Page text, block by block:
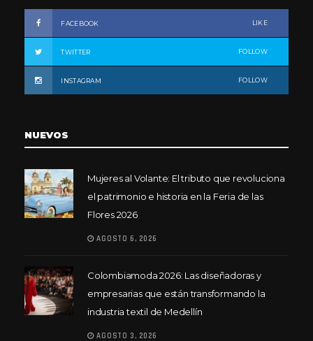
FACEBOOK LIKE
TWITTER FOLLOW
INSTAGRAM FOLLOW
NUEVOS
Mujeres al Volante: El tributo que revoluciona
el patrimonio e historia en la Feria de las
Flores 2026
AGOSTO 6, 2026
Colombiamoda 2026: Las diseñadoras y
empresarias que están transformando la
industria textil de Medellín
AGOSTO 3, 2026